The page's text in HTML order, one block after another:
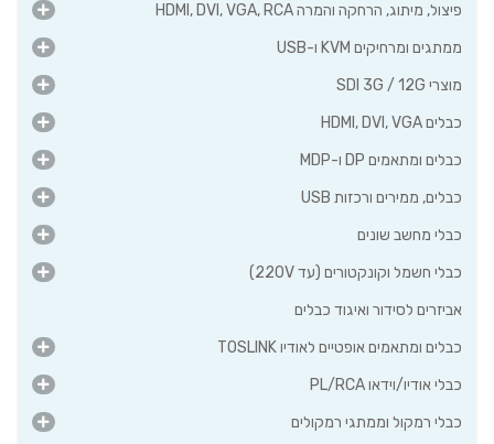
פיצול, מיתוג, הרחקה והמרה HDMI, DVI, VGA, RCA
ממתגים ומרחיקים KVM ו-USB
מוצרי SDI 3G / 12G
כבלים HDMI, DVI, VGA
כבלים ומתאמים DP ו-MDP
כבלים, ממירים ורכזות USB
כבלי מחשב שונים
כבלי חשמל וקונקטורים (עד 220V)
אביזרים לסידור ואיגוד כבלים
כבלים ומתאמים אופטיים לאודיו TOSLINK
כבלי אודיו/וידאו PL/RCA
כבלי רמקול וממתגי רמקולים